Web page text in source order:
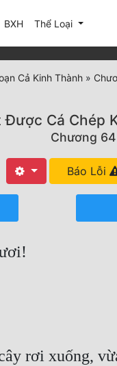
BXH Thể Loại
Cả Kinh Thành »
Được Cá Chép
Chương
Báo Lỗi
rơi xuống,